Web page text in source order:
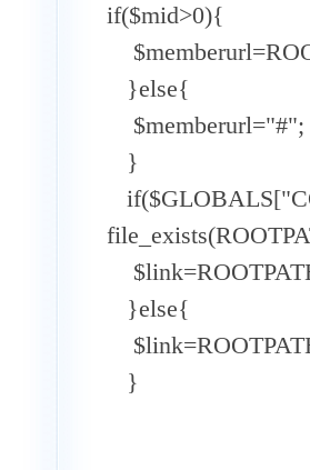
if($mid>0){
}else{
$memberurl="#";
}
}else{
}